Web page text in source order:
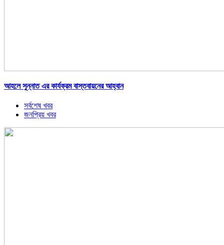
আহলে সুন্নাত এর কার্যক্রম বাস্তবায়নের আহ্বান
সর্বশেষ খবর
জনপ্রিয় খবর